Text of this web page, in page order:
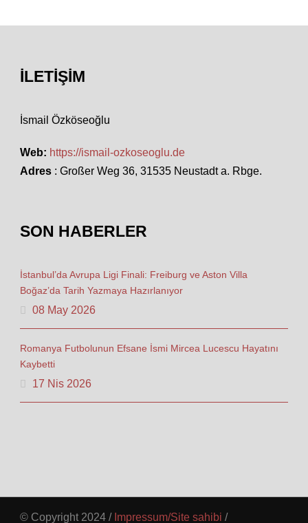
İLETIŞIM
İsmail Özköseoğlu
Web: https://ismail-ozkoseoglu.de
Adres : Großer Weg 36, 31535 Neustadt a. Rbge.
SON HABERLER
İstanbul’da Avrupa Ligi Finali: Freiburg ve Aston Villa
Boğaz’da Tarih Yazmaya Hazırlanıyor
08 May 2026
Romanya Futbolunun Efsane İsmi Mircea Lucescu Hayatını
Kaybetti
17 Nis 2026
© Copyright 2024 / Impressum/Site sahibi /